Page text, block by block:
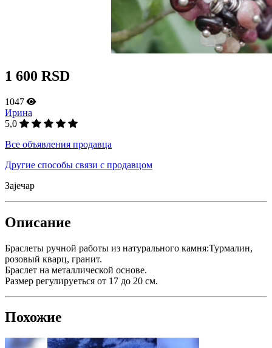
1 600 RSD
1047
Ирина
5,0
Все объявления продавца
Другие способы связи с продавцом
Зајечар
Описание
Браслеты ручной работы из натурального камня:Турмалин,
розовый кварц, гранит.
Браслет на металлической основе.
Размер регулируеться от 17 до 20 см.
Похожие